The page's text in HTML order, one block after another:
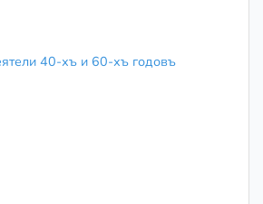
40-хъ и 60-хъ годовъ